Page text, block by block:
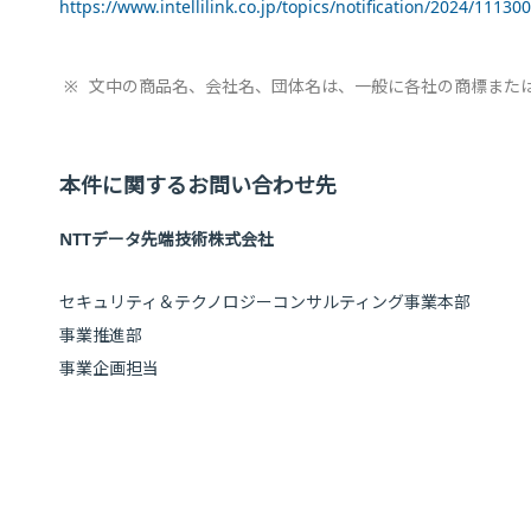
https://www.intellilink.co.jp/topics/notification/2024/
※ 文中の商品名、会社名、団体名は、一般に各社の商標また
本件に関するお問い合わせ先
NTTデータ先端技術株式会社
セキュリティ＆テクノロジーコンサルティング事業本部
事業推進部
事業企画担当